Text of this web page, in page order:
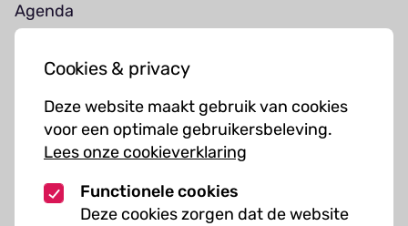
Cookies & privacy
Deze website maakt gebruik van cookies
voor een optimale gebruikersbeleving.
Lees onze cookieverklaring
Functionele cookies
Deze cookies zorgen dat de website
Agenda
Muziekcursussen
Kunst cursussen
Over ons